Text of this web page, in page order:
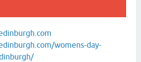
womens-day-